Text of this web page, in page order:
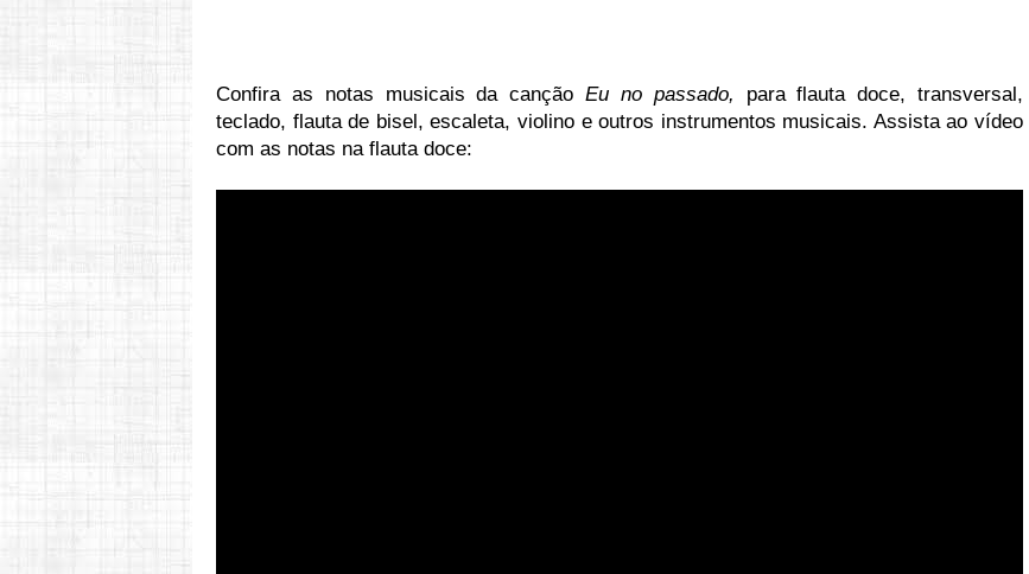
Confira as notas musicais da canção Eu no passado, para flauta doce, transversal,
teclado, flauta de bisel, escaleta, violino e outros instrumentos musicais. Assista ao vídeo
com as notas na flauta doce: